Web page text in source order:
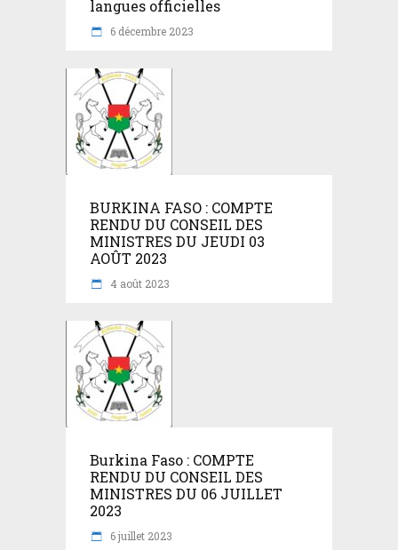
langues officielles
6 décembre 2023
BURKINA FASO : COMPTE
RENDU DU CONSEIL DES
MINISTRES DU JEUDI 03
AOÛT 2023
4 août 2023
Burkina Faso : COMPTE
RENDU DU CONSEIL DES
MINISTRES DU 06 JUILLET
2023
6 juillet 2023